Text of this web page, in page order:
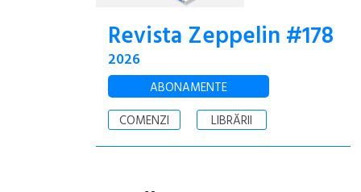
Revista Zeppelin #178
2026
ABONAMENTE
COMENZI
LIBRĂRII